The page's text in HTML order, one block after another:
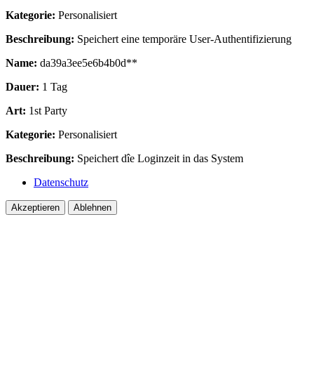
Kategorie: Personalisiert
Beschreibung: Speichert eine temporäre User-Authentifizierung
Name: da39a3ee5e6b4b0d**
Dauer: 1 Tag
Art: 1st Party
Kategorie: Personalisiert
Beschreibung: Speichert dîe Loginzeit in das System
Datenschutz
Akzeptieren Ablehnen